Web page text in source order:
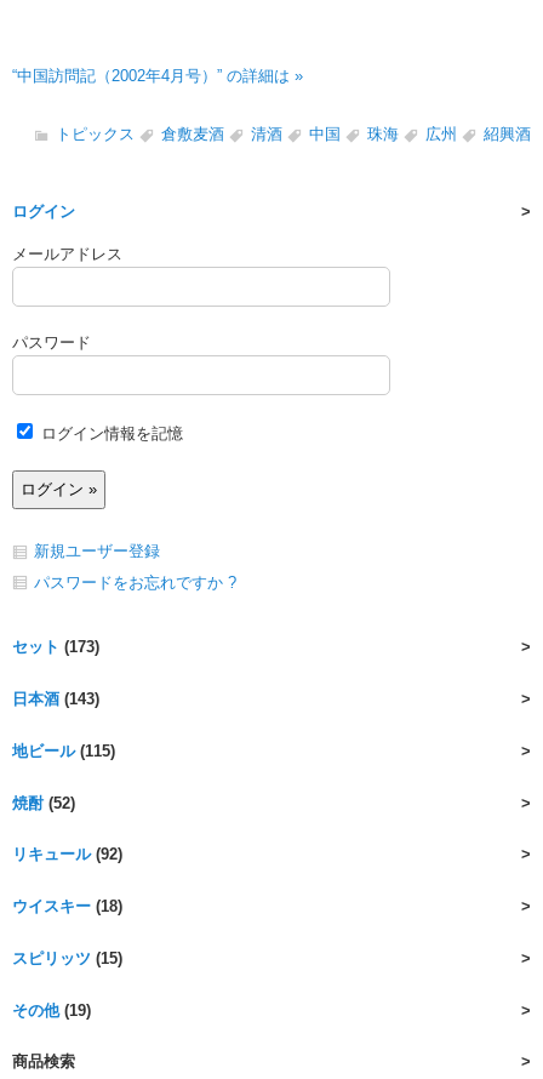
“中国訪問記（2002年4月号）” の詳細は »
トピックス 倉敷麦酒 清酒 中国 珠海 広州 紹興酒
ログイン
メールアドレス
パスワード
ログイン情報を記憶
新規ユーザー登録
パスワードをお忘れですか ?
セット (173)
日本酒 (143)
地ビール(115)
焼酎(52)
リキュール(92)
ウイスキー (18)
スピリッツ (15)
その他(19)
商品検索